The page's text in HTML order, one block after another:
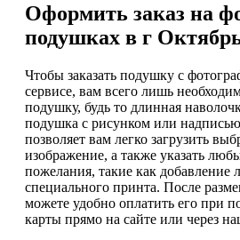
Оформить заказ на
подушках в г
Чтобы заказать подушку с
сервисе, вам всего лишь
подушку, будь то длинная
подушка с рисунком или
позволяет вам легко загрузить
изображение, а также указать
пожелания, такие как добавление
специального принта. После
можете удобно оплатить его при
карты прямо на сайте или через